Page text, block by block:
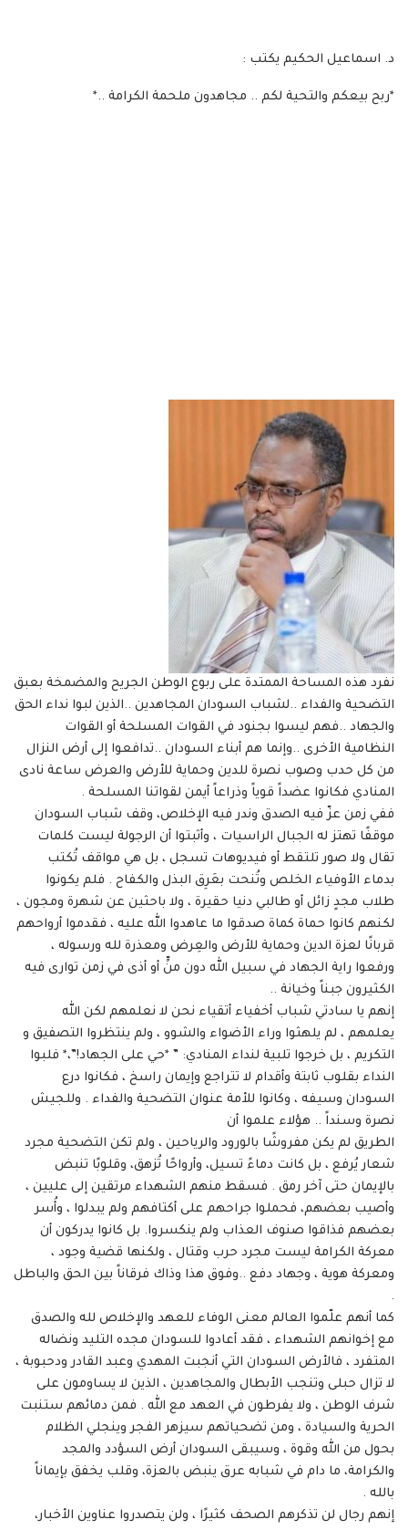
د. اسماعيل الحكيم يكتب :
*ربح بيعكم والتحية لكم .. مجاهدون ملحمة الكرامة ..*
نفرد هذه المساحة الممتدة على ربوع الوطن الجريح والمضمخة بعبق
التضحية والفداء ..لشباب السودان المجاهدين ..الذين لبوا نداء الحق
والجهاد ..فهم ليسوا بجنود في القوات المسلحة أو القوات
النظامية الأخرى ..وإنما هم أبناء السودان ..تدافعوا إلى أرض النزال
من كل حدب وصوب نصرة للدين وحماية للأرض والعرض ساعة نادى
المنادي فكانوا عضداً قوياً وذراعاً أيمن لقواتنا المسلحة .
ففي زمن عزّ فيه الصدق وندر فيه الإخلاص، وقف شباب السودان
موقفًا تهتز له الجبال الراسيات ، وأثبتوا أن الرجولة ليست كلمات
تقال ولا صور تلتقط أو فيديوهات تسجل ، بل هي مواقف تُكتب
بدماء الأوفياء الخلص وتُنحت بعَرِق البذل والكفاح . فلم يكونوا
طلاب مجدٍ زائل أو طالبي دنيا حقيرة ، ولا باحثين عن شهرة ومجون ،
لكنهم كانوا حماة كماة صدقوا ما عاهدوا الله عليه ، فقدموا أرواحهم
قربانًا لعزة الدين وحماية للأرض والعِرض ومعذرة لله ورسوله ،
ورفعوا راية الجهاد في سبيل الله دون منٍّ أو أذى في زمن توارى فيه
الكثيرون جبناً وخيانة ..
إنهم يا سادتي شباب أخفياء أتقياء نحن لا نعلمهم لكن الله
يعلمهم ، لم يلهثوا وراء الأضواء والشوو ، ولم ينتظروا التصفيق و
التكريم ، بل خرجوا تلبية لنداء المنادي: ” *حي على الجهاد!”،* فلبوا
النداء بقلوب ثابتة وأقدام لا تتراجع وإيمان راسخ ، فكانوا درع
السودان وسيفه ، وكانوا للأمة عنوان التضحية والفداء . وللجيش
نصرة وسنداً .. هؤلاء علموا أن
الطريق لم يكن مفروشًا بالورود والرياحين ، ولم تكن التضحية مجرد
شعار يُرفع ، بل كانت دماءً تسيل، وأرواحًا تُزهق، وقلوبًا تنبض
بالإيمان حتى آخر رمق . فسقط منهم الشهداء مرتقين إلى عليين ،
وأصيب بعضهم، فحملوا جراحهم على أكتافهم ولم يبدلوا ، وأُسر
بعضهم فذاقوا صنوف العذاب ولم ينكسروا. بل كانوا يدركون أن
معركة الكرامة ليست مجرد حرب وقتال ، ولكنها قضية وجود ،
ومعركة هوية ، وجهاد دفع ..وفوق هذا وذاك فرقاناً بين الحق والباطل
.
كما أنهم علّموا العالم معنى الوفاء للعهد والإخلاص لله والصدق
مع إخوانهم الشهداء ، فقد أعادوا للسودان مجده التليد ونضاله
المتفرد ، فالأرض السودان التي أنجبت المهدي وعبد القادر ودحبوبة ،
لا تزال حبلى وتنجب الأبطال والمجاهدين ، الذين لا يساومون على
شرف الوطن ، ولا يفرطون في العهد مع الله . فمن دمائهم ستنبت
الحرية والسيادة ، ومن تضحياتهم سيزهر الفجر وينجلي الظلام
بحول من الله وقوة ، وسيبقى السودان أرض السؤدد والمجد
والكرامة، ما دام في شبابه عرق ينبض بالعزة، وقلب يخفق بإيماناً
بالله .
إنهم رجال لن تذكرهم الصحف كثيرًا ، ولن يتصدروا عناوين الأخبار،